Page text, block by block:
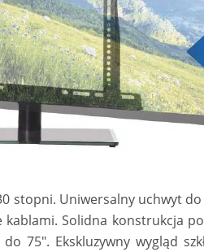
Uniwersalny uchwyt
Solidna konstrukcja
75″. Ekskluzywny wygląd